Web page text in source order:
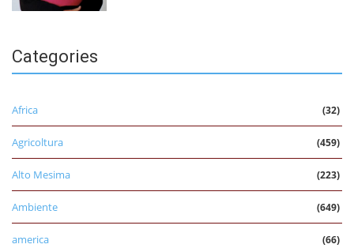
Categories
Africa (32)
Agricoltura (459)
Alto Mesima (223)
Ambiente (649)
america (66)